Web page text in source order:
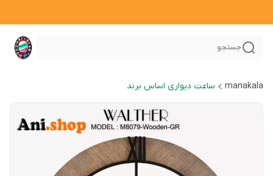
جستجو
manakala ساعت دیواری اساس برند